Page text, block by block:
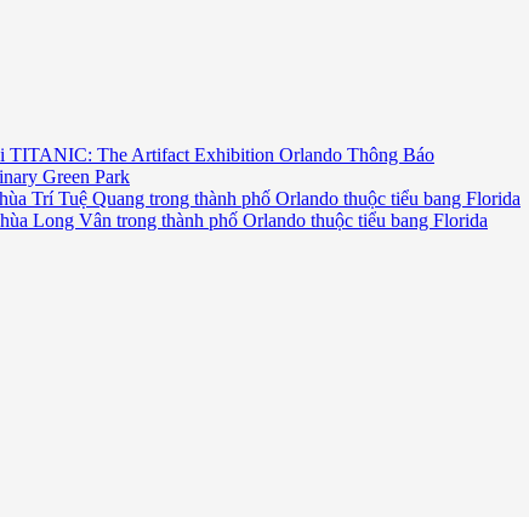
TITANIC: The Artifact Exhibition Orlando Thông Báo
Green Park
Trí Tuệ Quang trong thành phố Orlando thuộc tiểu bang Florida
Long Vân trong thành phố Orlando thuộc tiểu bang Florida